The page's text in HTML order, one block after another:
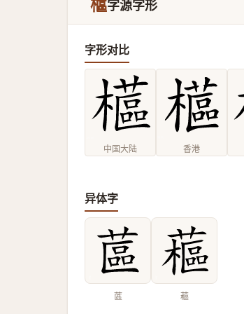
櫙字源字形
字形对比
中国大陆 香港
异体字
蓲 藲